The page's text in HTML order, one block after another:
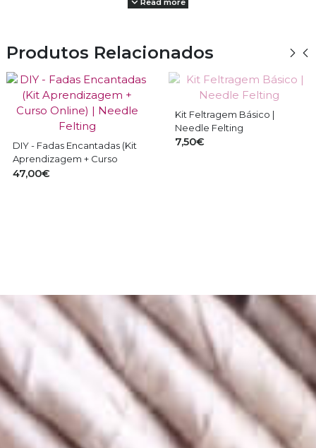
2D- Pinturas, Retratos
- Bonecos, Fadas, Anjos, Gnomos,
Alimentos
Decorativos- Tapetes, Taças, Jarras, Bases, Mantas,
Painéis
Vestuario & Acessórios
- Casacos, Malas, Coletes,
Calçado - Sapatos, Botas, pantufas
Manualidades- Cabelos de Bonecas, Enchimento
Outros
Read more
Produtos Relacionados
DIY - Fadas Encantadas (Kit
Aprendizagem + Curso
Online) | Needle Felting
47,00€
Kit Feltragem Básico |
Needle Felting
7,50€